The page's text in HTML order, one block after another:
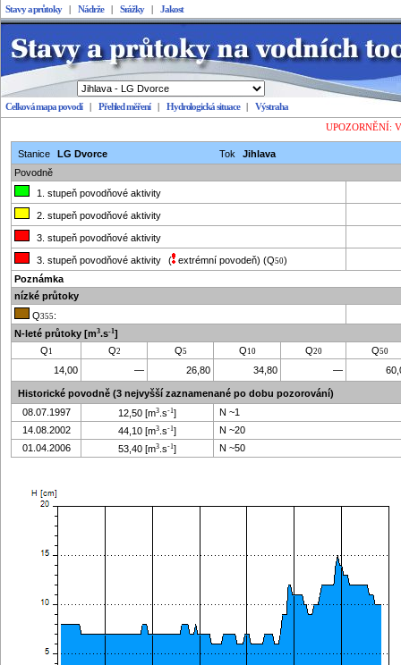
Stavy a průtoky Nádrže Srážky Jakost
Celková mapa povodí Přehled měření Hydrologická situace Výstraha
UPOZORNĚNÍ:
Stanice LG Dvorce Tok
Jihlava
Povodně
1. stupeň povodňové aktivity
2. stupeň povodňové aktivity
3. stupeň povodňové aktivity
3. stupeň povodňové aktivity ( extrémní povodeň) (Q50)
Poznámka
nízké průtoky
Q355 :
N-leté průtoky [m3.s-1]
Q 1 Q2 Q5 Q 10 Q20 Q50
14,00 — 26,80 34,80 —
Historické povodně (3 nejvyšší zaznamenané po dobu pozorování)
08.07.1997
12,50 [m3 .s-1] N ~1
14.08.2002
44,10 [m3 .s-1] N ~20
01.04.2006
53,40 [m3 .s-1] N ~50